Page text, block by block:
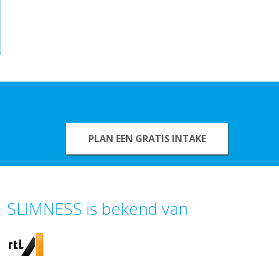
PLAN EEN GRATIS INTAKE
SLIMNESS is bekend van